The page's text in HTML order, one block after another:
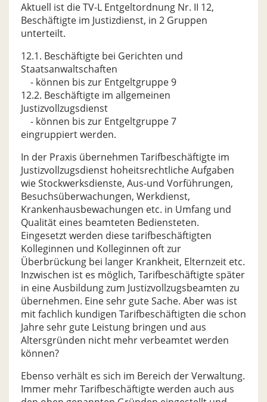
Aktuell ist die TV-L Entgeltordnung Nr. II 12,
Beschäftigte im Justizdienst, in 2 Gruppen
unterteilt.
12.1. Beschäftigte bei Gerichten und
Staatsanwaltschaften
- können bis zur Entgeltgruppe 9
12.2. Beschäftigte im allgemeinen
Justizvollzugsdienst
- können bis zur Entgeltgruppe 7
eingruppiert werden.
In der Praxis übernehmen Tarifbeschäftigte im
Justizvollzugsdienst hoheitsrechtliche Aufgaben
wie Stockwerksdienste, Aus-und Vorführungen,
Besuchsüberwachungen, Werkdienst,
Krankenhausbewachungen etc. in Umfang und
Qualität eines beamteten Bediensteten.
Eingesetzt werden diese tarifbeschäftigten
Kolleginnen und Kolleginnen oft zur
Überbrückung bei langer Krankheit, Elternzeit etc.
Inzwischen ist es möglich, Tarifbeschäftigte später
in eine Ausbildung zum Justizvollzugsbeamten zu
übernehmen. Eine sehr gute Sache. Aber was ist
mit fachlich kundigen Tarifbeschäftigten die schon
Jahre sehr gute Leistung bringen und aus
Altersgründen nicht mehr verbeamtet werden
können?
Ebenso verhält es sich im Bereich der Verwaltung.
Immer mehr Tarifbeschäftigte werden auch aus